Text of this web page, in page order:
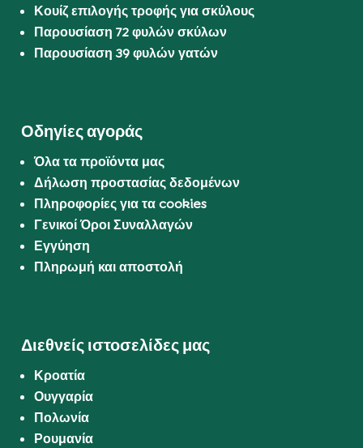
Κουίζ επιλογής τροφής για σκύλους
Παρουσίαση 72 φυλών σκύλων
Παρουσίαση 39 φυλών γατών
Οδηγίες αγοράς
Όλα τα προϊόντα μας
Δήλωση προστασίας δεδομένων
Πληροφορίες για τα cookies
Γενικοί Όροι Συναλλαγών
Εγγύηση
Πληρωμή και αποστολή
Διεθνείς ιστοσελίδες μας
Κροατία
Ουγγαρία
Πολωνία
Ρουμανία